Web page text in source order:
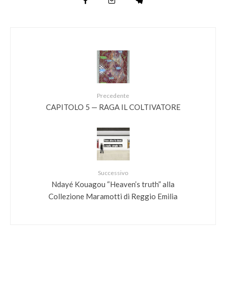
Precedente
CAPITOLO 5 — RAGA IL COLTIVATORE
Successivo
Ndayé Kouagou “Heaven’s truth” alla
Collezione Maramotti di Reggio Emilia